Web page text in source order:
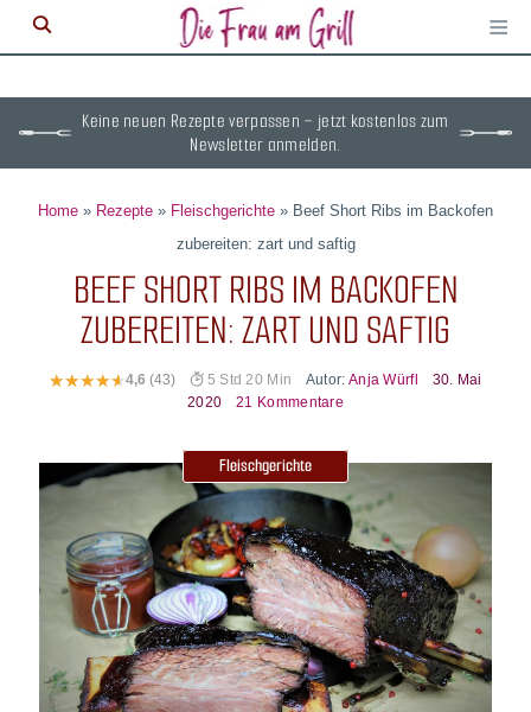
≡
Keine neuen Rezepte verpassen – jetzt kostenlos zum
Newsletter anmelden.
Home » Rezepte » Fleischgerichte » Beef Short Ribs im Backofen
zubereiten: zart und saftig
BEEF SHORT RIBS IM BACKOFEN
ZUBEREITEN: ZART UND SAFTIG
4,6(43) 5 Std 20 Min Autor: Anja Würfl
30. Mai
2020
21 Kommentare
Fleischgerichte